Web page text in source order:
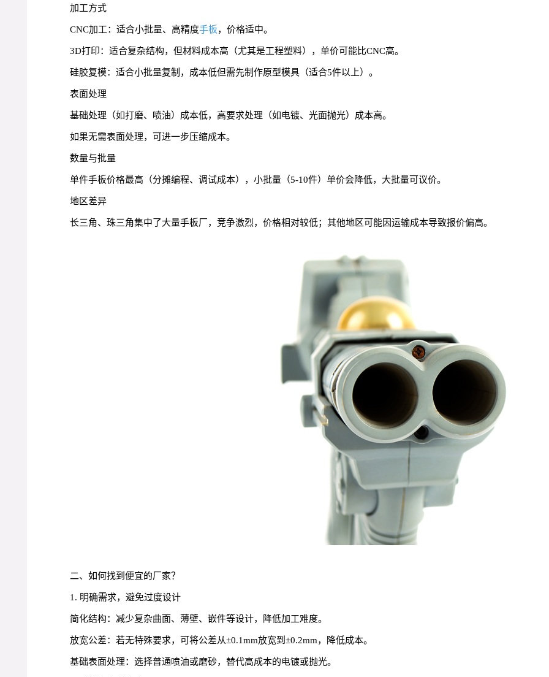
加工方式
CNC加工：适合小批量、高精度手板，价格适中。
3D打印：适合复杂结构，但材料成本高（尤其是工程塑料），单价可能比CNC高。
硅胶复模：适合小批量复制，成本低但需先制作原型模具（适合5件以上）。
表面处理
基础处理（如打磨、喷油）成本低，高要求处理（如电镀、光面抛光）成本高。
如果无需表面处理，可进一步压缩成本。
数量与批量
单件手板价格最高（分摊编程、调试成本），小批量（5-10件）单价会降低，大批量可议价。
地区差异
长三角、珠三角集中了大量手板厂，竞争激烈，价格相对较低；其他地区可能因运输成本导致报价偏高。
二、如何找到便宜的厂家？
1. 明确需求，避免过度设计
简化结构：减少复杂曲面、薄壁、嵌件等设计，降低加工难度。
放宽公差：若无特殊要求，可将公差从±0.1mm放宽到±0.2mm，降低成本。
基础表面处理：选择普通喷油或磨砂，替代高成本的电镀或抛光。